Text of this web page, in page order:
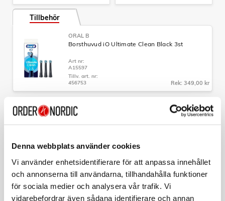
Denna webbplats använder cookies
Vi använder enhetsidentifierare för att anpassa innehållet
och annonserna till användarna, tillhandahålla funktioner
för sociala medier och analysera vår trafik. Vi
vidarebefordrar även sådana identifierare och annan
- Skydda tandköttet med den automatiska trycksensorn för
tandköttet som minskar hastigheten och signalerar rött när
- Välj enkelt din perfekta rengöring med 3 tysta
intensitetsnivåer: extra skonsam, skonsam och daglig
rengöring
- Borsta tänderna den tid din tandläkare rekommenderar
med 2-minuters tandborstningstimmer som påminner dig
om att byta borstningszon var 30:e sekund
- Dra nytta av ett långvarigt batteri med indikator för låg
- ORAL-B`s runda borsthuvuden når dit rektangulära
manuella borstar inte når. Upplev en bättre rengöring från
Oral-B, det varumärke som flest tandläkare använder världen
- Byt nu till Oral-B iO för en perfekt rengöring
Tillbehör
ORAL B
Borsthuvud iO Ultimate Clean Black 3st
Art nr:
A15597
Tillv. art. nr:
456753
Rek: 349,00 kr
ORAL B
Borsthuvud iO Ultimate Clean 2st
Tillv. art. nr:
ORAL B
Borsthuvud iO Ultimate Clean White 3st